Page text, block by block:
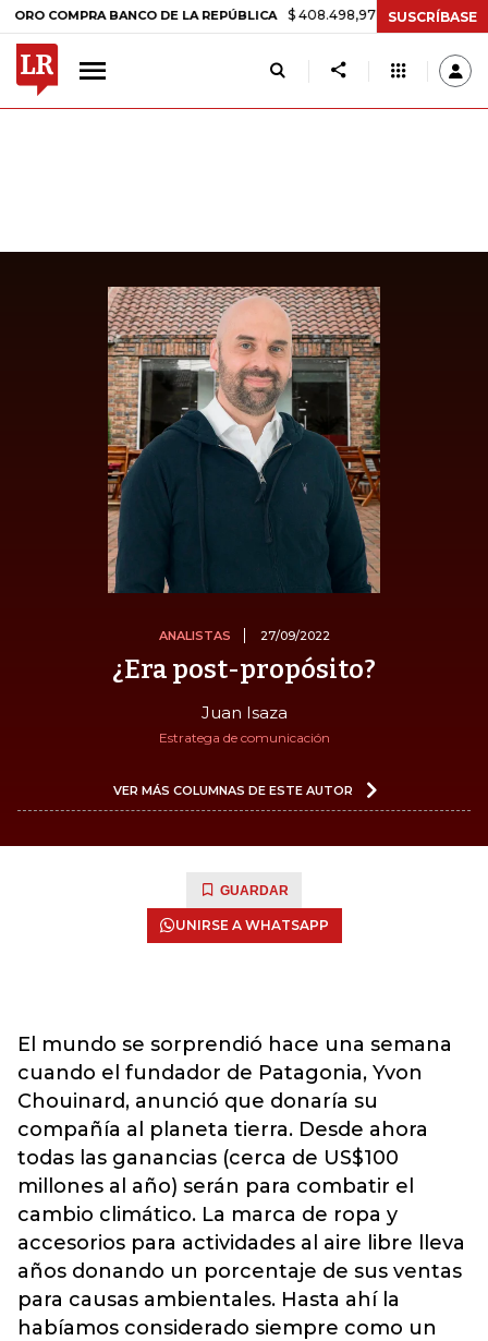
BANCO DE LA REPÚBLICA $ 408.498,97 +$ 8.753,81 +2,19%
SUSCRÍBASE
ANALISTAS 27/09/2022
¿Era post-propósito?
Juan Isaza
Estratega de comunicación
VER MÁS COLUMNAS DE ESTE AUTOR
GUARDAR
UNIRSE A WHATSAPP
El mundo se sorprendió hace una semana
cuando el fundador de Patagonia, Yvon
Chouinard, anunció que donaría su
compañía al planeta tierra. Desde ahora
todas las ganancias (cerca de US$100
millones al año) serán para combatir el
cambio climático. La marca de ropa y
accesorios para actividades al aire libre lleva
años donando un porcentaje de sus ventas
para causas ambientales. Hasta ahí la
habíamos considerado siempre como un